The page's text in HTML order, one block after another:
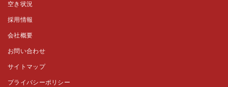
空き状況
採用情報
会社概要
お問い合わせ
サイトマップ
プライバシーポリシー